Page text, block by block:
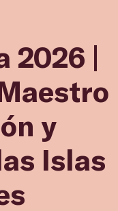
2026 |
y
Islas